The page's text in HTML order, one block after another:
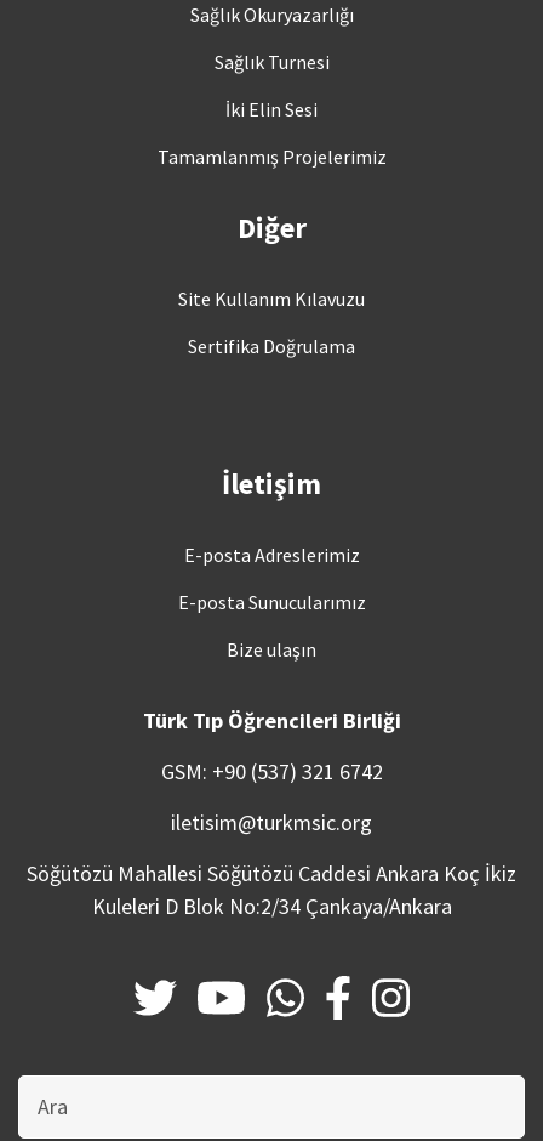
Sağlık Okuryazarlığı
Sağlık Turnesi
İki Elin Sesi
Tamamlanmış Projelerimiz
Diğer
Site Kullanım Kılavuzu
Sertifika Doğrulama
İletişim
E-posta Adreslerimiz
E-posta Sunucularımız
Bize ulaşın
Türk Tıp Öğrencileri Birliği
GSM: +90 (537) 321 6742
iletisim@turkmsic.org
Söğütözü Mahallesi Söğütözü Caddesi Ankara Koç İkiz
Kuleleri D Blok No:2/34 Çankaya/Ankara
Bu
sitede